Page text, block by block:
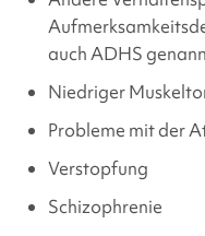
auch ADHS
Niedriger
Probleme mit der
Verstopfung
Schizophrenie